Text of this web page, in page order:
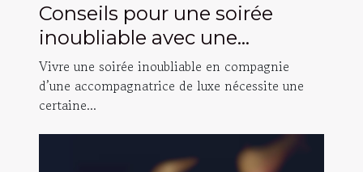
Conseils pour une soirée
inoubliable avec une
accompagnatrice de luxe
Vivre une soirée inoubliable en compagnie
d’une accompagnatrice de luxe nécessite une
certaine...